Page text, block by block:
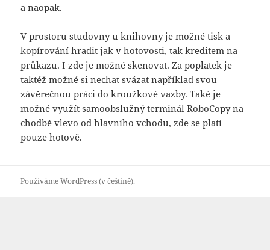
a naopak.
V prostoru studovny u knihovny je možné tisk a
kopírování hradit jak v hotovosti, tak kreditem na
průkazu. I zde je možné skenovat. Za poplatek je
taktéž možné si nechat svázat například svou
závěrečnou práci do kroužkové vazby. Také je
možné využít samoobslužný terminál RoboCopy na
chodbě vlevo od hlavního vchodu, zde se platí
pouze hotově.
Používáme WordPress (v češtině).